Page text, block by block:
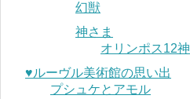
幻獣
神さま
オリンポス12神
♥︎ルーヴル美術館の思い出
プシュケとアモル